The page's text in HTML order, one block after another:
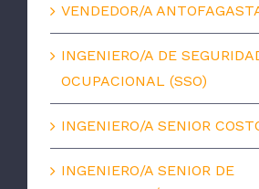
VENDEDOR/A
INGENIERO/A DE
OCUPACIONAL (SSO)
INGENIERO/A SENIOR
INGENIERO/A SENIOR DE